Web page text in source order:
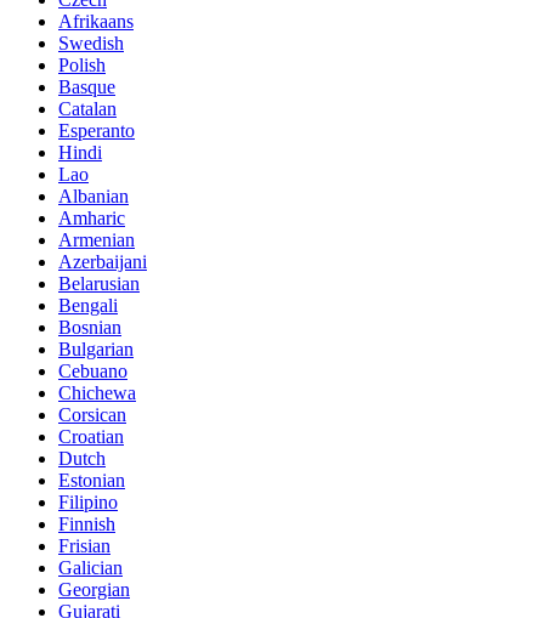
Afrikaans
Swedish
Polish
Basque
Catalan
Esperanto
Hindi
Lao
Albanian
Amharic
Armenian
Azerbaijani
Belarusian
Bengali
Bosnian
Bulgarian
Cebuano
Chichewa
Corsican
Croatian
Dutch
Estonian
Filipino
Finnish
Frisian
Galician
Georgian
Gujarati